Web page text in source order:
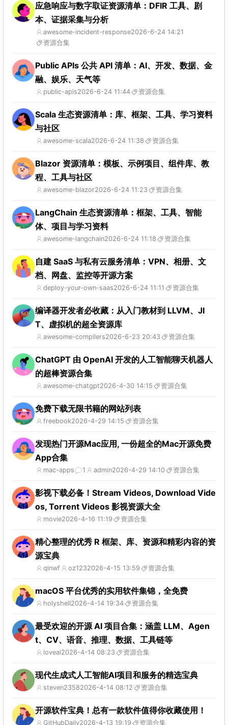
应急响应与数字取证资源清单：DFIR 工具、剧
本、证据采集与分析
awesome-incident-response2026-6-24 14:21
资源合集
Public APIs 公共 API 清单：AI、开发、数据、金
融、娱乐、天气等
public-apis2026-6-24 11:44 资源合集
Scala 生态资源清单：库、框架、工具、学习资料
与社区
awesome-scala2026-6-24 11:38 资源合集
Blazor 资源清单：模板、示例项目、组件库、教
程、工具与社区
awesome-blazor2026-6-24 11:23 资源合集
LangChain 生态资源清单：框架、工具、智能
体、项目与学习资料
awesome-langchain2026-6-24 11:18 资源合集
自建 SaaS 与私有云服务清单：VPN、相册、文
档、网盘、监控等开源方案
deploy-your-own-saas2026-6-24 11:11 资源合集
编译器开发者必收藏：从入门教材到 LLVM、JI
T、虚拟机的超全资源库
awesome-compilers2026-6-23 20:43 资源合集
ChatGPT 由 OpenAI 开发的人工智能聊天机器人
的超棒资源合集
awesome-chatgpt2026-4-30 14:15 资源合集
免费下载无限书籍的网站列表
freebook2026-4-29 14:15 资源合集
发现热门开源Mac应用, 一份超全的Mac开源免费
App合集
mac-apps 1 admin2026-4-29 14:10 资源合集
影视下载必备！Stream Videos, Download Vide
os, Torrent Videos 影视资源大全
movie2026-4-16 11:19 资源合集
精心整理的优秀 R 框架、库、资源和精彩内容的资
源宝典
qinwf oz1232026-4-15 13:59 资源合集
macOS 平台优秀的实用软件集锦，全免费
holyshell2026-4-14 19:34 资源合集
最受欢迎的开源 AI 项目合集：涵盖 LLM、Agen
t、CV、语音、推理、数据、工具链等
loveai2026-4-14 08:23 资源合集
现代生成式人工智能AI项目和服务的精选宝典
steven23582026-4-14 08:12 资源合集
开源软件宝典！总有一款软件值得你收藏使用！
GitHubDaily2026-4-13 19:19 资源合集